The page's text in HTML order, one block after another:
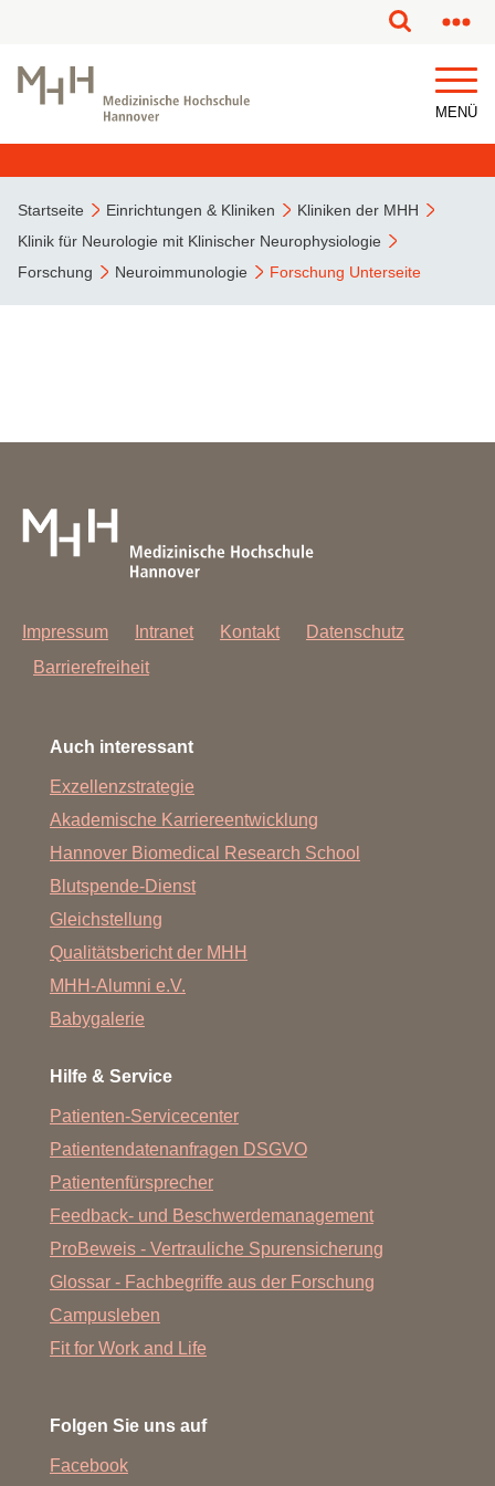
MENÜ
Startseite Einrichtungen & Kliniken
Kliniken der MHH
Klinik für Neurologie mit Klinischer Neurophysiologie
Forschung
Neuroimmunologie Forschung Unterseite
Impressum Intranet Kontakt
Datenschutz
Barrierefreiheit
Auch interessant
Exzellenzstrategie
Akademische Karriereentwicklung
Hannover Biomedical Research School
Blutspende-Dienst
Gleichstellung
Qualitätsbericht der MHH
MHH-Alumni e.V.
Babygalerie
Hilfe & Service
Patienten-Servicecenter
Patientendatenanfragen DSGVO
Patientenfürsprecher
Feedback- und Beschwerdemanagement
ProBeweis - Vertrauliche Spurensicherung
Glossar - Fachbegriffe aus der Forschung
Campusleben
Fit for Work and Life
Folgen Sie uns auf
Facebook